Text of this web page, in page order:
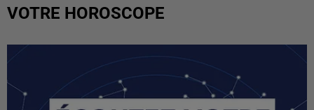
VOTRE HOROSCOPE